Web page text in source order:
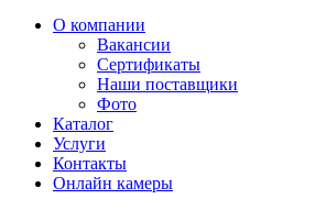
О компании
Вакансии
Сертификаты
Наши поставщики
Фото
Каталог
Услуги
Контакты
Онлайн камеры